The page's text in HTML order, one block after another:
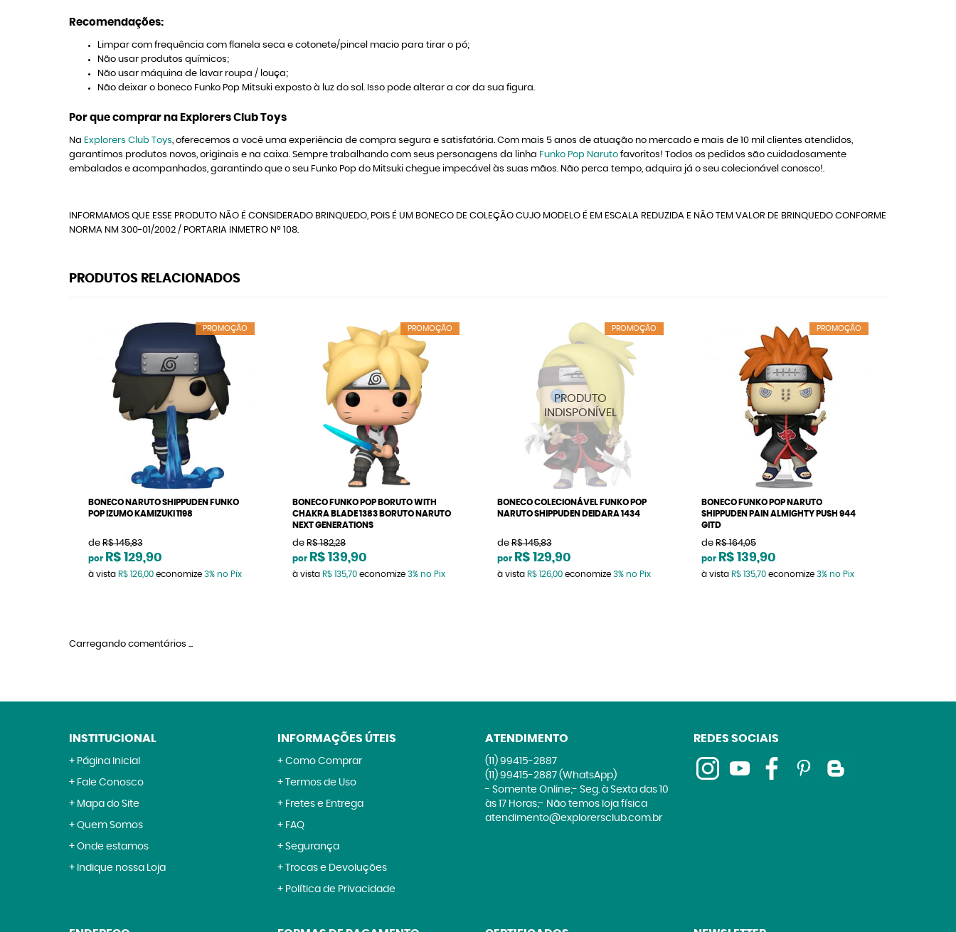
Recomendações:
Limpar com frequência com flanela seca e cotonete/pincel macio para tirar o pó;
Não usar produtos químicos;
Não usar máquina de lavar roupa / louça;
Não deixar o boneco Funko Pop Mitsuki exposto à luz do sol. Isso pode alterar a cor da sua figura.
Por que comprar na Explorers Club Toys
Na Explorers Club Toys, oferecemos a você uma experiência de compra segura e satisfatória. Com mais 5 anos de atuação no mercado e mais de 10 mil clientes atendidos,
garantimos produtos novos, originais e na caixa. Sempre trabalhando com seus personagens da linha Funko Pop Naruto favoritos! Todos os pedidos são cuidadosamente
embalados e acompanhados, garantindo que o seu Funko Pop do Mitsuki chegue impecável às suas mãos. Não perca tempo, adquira já o seu colecionável conosco!.
INFORMAMOS QUE ESSE PRODUTO NÃO É CONSIDERADO BRINQUEDO, POIS É UM BONECO DE COLEÇÃO CUJO MODELO É EM ESCALA REDUZIDA E NÃO TEM VALOR DE BRINQUEDO CONFORME
NORMA NM 300-01/2002 / PORTARIA INMETRO Nº 108.
PRODUTOS RELACIONADOS
PROMOÇÃO
BONECO NARUTO SHIPPUDEN FUNKO
POP IZUMO KAMIZUKI 1198
de R$ 145,83
por R$ 129,90
à vista R$ 126,00economize 3% no Pix
PROMOÇÃO
BONECO FUNKO POP BORUTO WITH
CHAKRA BLADE 1383 BORUTO NARUTO
NEXT GENERATIONS
de R$ 182,28
por R$ 139,90
à vista R$ 135,70 economize 3% no Pix
PROMOÇÃO
BONECO COLECIONÁVEL FUNKO POP
NARUTO SHIPPUDEN DEIDARA 1434
de R$ 145,83
por R$ 129,90
à vista R$ 126,00economize 3% no Pix
PROMOÇÃO
BONECO FUNKO POP NARUTO
SHIPPUDEN PAIN ALMIGHTY PUSH 944
GITD
de R$ 164,05
por R$ 139,90
à vista R$ 135,70 economize 3% no Pix
Carregando comentários ...
INSTITUCIONAL
Página Inicial
Fale Conosco
Mapa do Site
Quem Somos
Onde estamos
Indique nossa Loja
INFORMAÇÕES ÚTEIS
Como Comprar
Termos de Uso
Fretes e Entrega
FAQ
Segurança
Trocas e Devoluções
Política de Privacidade
ATENDIMENTO
(11) 99415-2887
(11) 99415-2887 (WhatsApp)
- Somente Online;- Seg. à Sexta das 10
às 17 Horas;- Não temos loja física
atendimento@explorersclub.com.br
REDES SOCIAIS